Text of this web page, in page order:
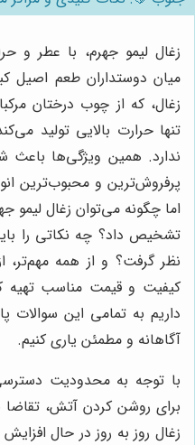
زغال لیمو جهرم، با عطر و
میان دوستداران طعم اصیل
زغال، که از چوب درختان
تنها حرارت بالایی تولید
ندارد. همین ویژگی‌ها باعث
پرفروش‌ترین و محبوب‌ترین
اما چگونه می‌توان زغال لیمو
تشخیص داد؟ چه نکاتی را
نظر گرفت؟ و از همه مهم‌تر،
کیفیت و قیمت مناسب تهیه
داریم به تمامی این
آگاهانه و مطمئن یاری کنیم.
با توجه به محدودیت
برای روشن کردن آتش، تقاضا
زغال روز به روز در حال